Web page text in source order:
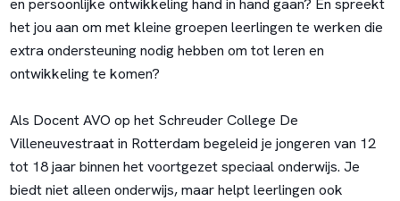
en persoonlijke ontwikkeling hand in hand gaan? En spreekt
het jou aan om met kleine groepen leerlingen te werken die
extra ondersteuning nodig hebben om tot leren en
ontwikkeling te komen?
Als Docent AVO op het Schreuder College De
Villeneuvestraat in Rotterdam begeleid je jongeren van 12
tot 18 jaar binnen het voortgezet speciaal onderwijs. Je
biedt niet alleen onderwijs, maar helpt leerlingen ook